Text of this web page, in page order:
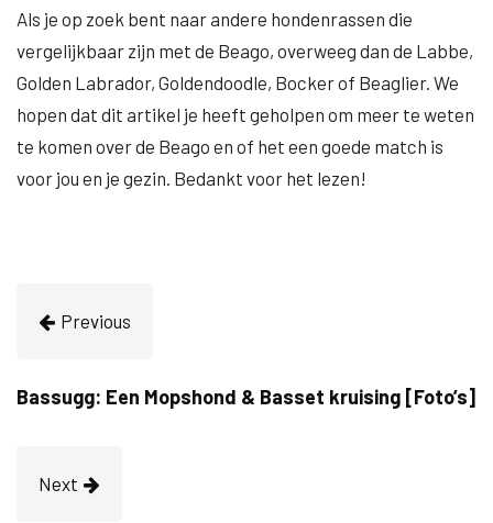
Als je op zoek bent naar andere hondenrassen die
vergelijkbaar zijn met de Beago, overweeg dan de Labbe,
Golden Labrador, Goldendoodle, Bocker of Beaglier. We
hopen dat dit artikel je heeft geholpen om meer te weten
te komen over de Beago en of het een goede match is
voor jou en je gezin. Bedankt voor het lezen!
Previous
Bassugg: Een Mopshond & Basset kruising [Foto’s]
Next